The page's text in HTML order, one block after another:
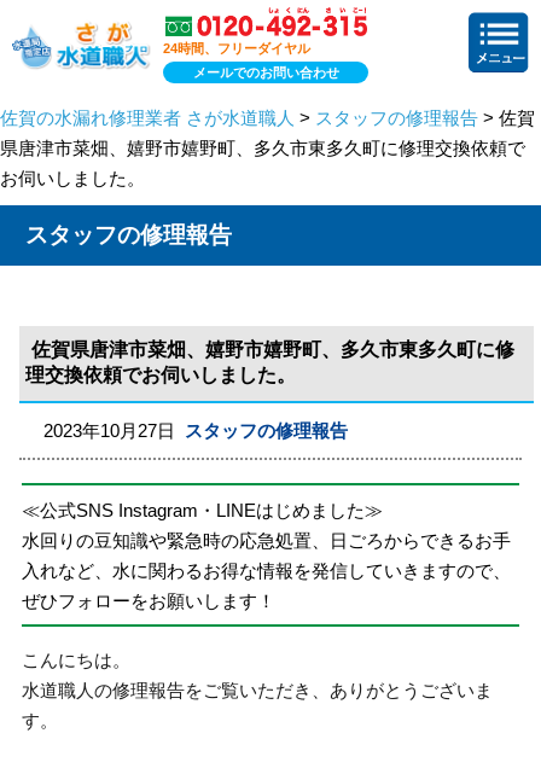
24時間、フリーダイヤル
メールでのお問い合わせ
佐賀の水漏れ修理業者 さが水道職人 > スタッフの修理報告 > 佐賀
県唐津市菜畑、嬉野市嬉野町、多久市東多久町に修理交換依頼で
お伺いしました。
スタッフの修理報告
佐賀県唐津市菜畑、嬉野市嬉野町、多久市東多久町に修
理交換依頼でお伺いしました。
2023年10月27日 スタッフの修理報告
≪公式SNS Instagram・LINEはじめました≫
水回りの豆知識や緊急時の応急処置、日ごろからできるお手
入れなど、水に関わるお得な情報を発信していきますので、
ぜひフォローをお願いします！
こんにちは。
水道職人の修理報告をご覧いただき、ありがとうございま
す。